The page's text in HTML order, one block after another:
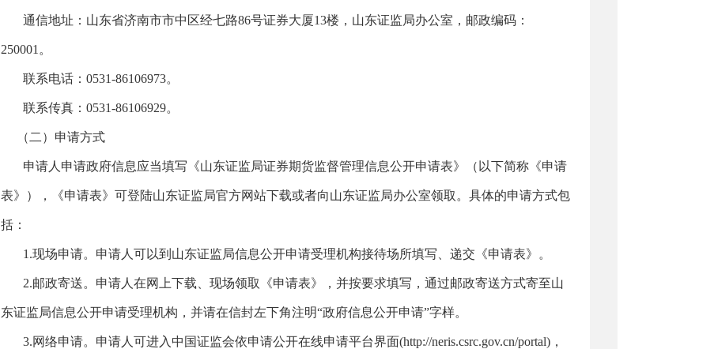
通信地址：山东省济南市市中区经七路86号证券大厦13楼，山东证监局办公室，邮政编码：
250001。
联系电话：0531-86106973。
联系传真：0531-86106929。
（二）申请方式
申请人申请政府信息应当填写《山东证监局证券期货监督管理信息公开申请表》（以下简称《申请
表》），《申请表》可登陆山东证监局官方网站下载或者向山东证监局办公室领取。具体的申请方式包
括：
1.现场申请。申请人可以到山东证监局信息公开申请受理机构接待场所填写、递交《申请表》。
2.邮政寄送。申请人在网上下载、现场领取《申请表》，并按要求填写，通过邮政寄送方式寄至山
东证监局信息公开申请受理机构，并请在信封左下角注明“政府信息公开申请”字样。
3.网络申请。申请人可进入中国证监会依申请公开在线申请平台界面(http://neris.csrc.gov.cn/portal)，